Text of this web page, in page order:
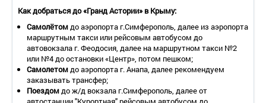
Количество основных мест – 2.
Дополнительное место – 1.
Площадь – 13-20 кв.м.
Балкон – нет.
Мебель – 2 односпальные кровати, шкаф, столик.
Оборудование – кондиционер, холодильник, телевизор.
Покрытие пола – ковровое покрытие.
Санузел – ванна/душ, туалет.
Как добраться до «Гранд Астории» в Крыму:
Самолётомдо аэропорта г.Симферополь, далее из аэропорта
маршрутным такси или рейсовым автобусом до
автовокзала г. Феодосия, далее на маршрутном такси №2
или №4 до остановки «Центр», потом пешком;
Самолетомдо аэропорта г. Анапа, далее рекомендуем
заказывать трансфер;
Поездомдо ж/д вокзала г.Симферополь, далее от